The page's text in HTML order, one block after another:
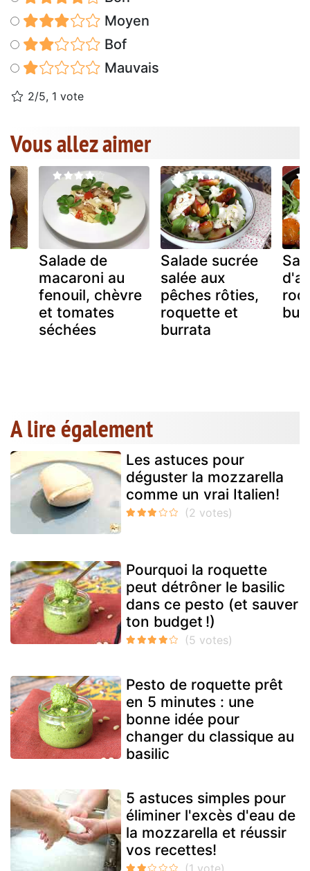
Moyen
Bof
Mauvais
2/5, 1 vote
Vous allez aimer
Salade de
macaroni au
fenouil, chèvre
et tomates
séchées
Salade sucrée
salée aux
pêches rôties,
roquette et
burrata
A lire également
Les astuces pour
déguster la mozzarella
comme un vrai Italien!
Pourquoi la roquette
peut détrôner le basilic
dans ce pesto (et sauver
ton budget !)
Pesto de roquette prêt
en 5 minutes : une
bonne idée pour
changer du classique au
basilic
5 astuces simples pour
éliminer l'excès d'eau de
la mozzarella et réussir
vos recettes!